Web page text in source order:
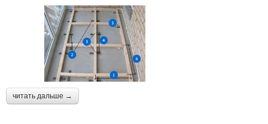
читать дальше →